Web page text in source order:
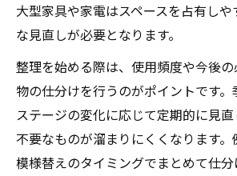
大型家具や家電はスペースを占有し
な見直しが必要となります。
整理を始める際は、使用頻度や今後の
物の仕分けを行うのがポイントです
ステージの変化に応じて定期的に見直
不要なものが溜まりにくくなります
模様替えのタイミングでまとめて仕